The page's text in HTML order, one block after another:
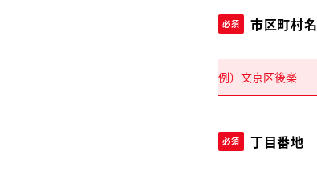
必須 市区町村名
必須 丁目番地